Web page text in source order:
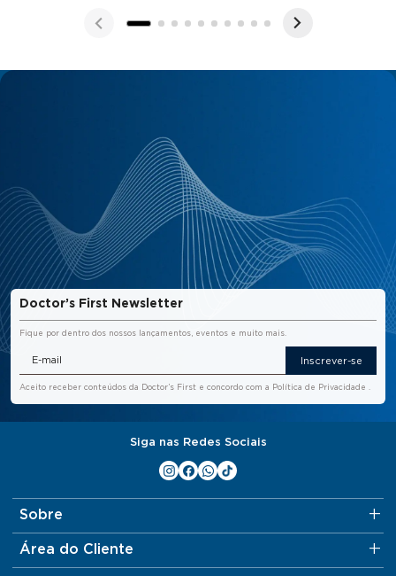
Doctor’s First Newsletter
Fique por dentro dos nossos lançamentos, eventos e muito mais.
Inscrever-se
Aceito receber conteúdos da Doctor’s First e concordo com a Política de Privacidade .
Siga nas Redes Sociais
Sobre
Área do Cliente